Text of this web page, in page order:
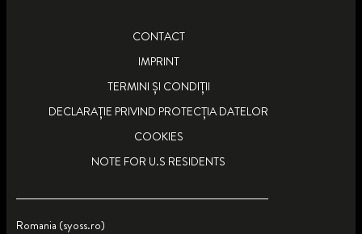
CONTACT
IMPRINT
TERMINI ȘI CONDIȚII
DECLARAȚIE PRIVIND PROTECȚIA DATELOR
COOKIES
NOTE FOR U.S RESIDENTS
Romania (syoss.ro)